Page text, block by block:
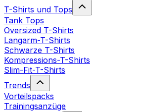
T-Shirts und Tops
Tank Tops
Oversized T-Shirts
Langarm-T-Shirts
Schwarze T-Shirts
Kompressions-T-Shirts
Slim-Fit-T-Shirts
Trends
Vorteilspacks
Trainingsanzüge